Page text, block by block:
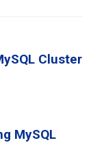
Cluster
MySQL